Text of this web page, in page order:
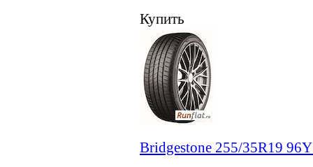
Купить
Bridgestone 255/35R19